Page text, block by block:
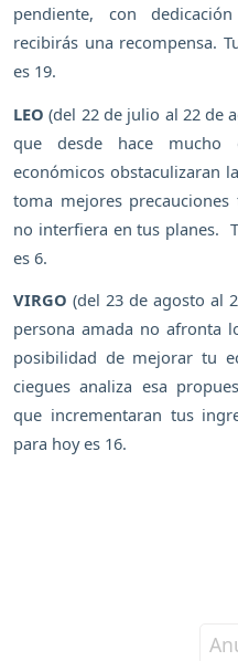
pendiente, con
recibirás una recompensa.
es 19.
LEO (del 22 de julio al 22 de
que desde hace mucho
económicos obstaculizaran
toma mejores
no interfiera en tus planes.
es 6.
VIRGO (del 23 de agosto al
persona amada no afronta
posibilidad de mejorar tu
ciegues analiza esa
que incrementaran tus
para hoy es 16.